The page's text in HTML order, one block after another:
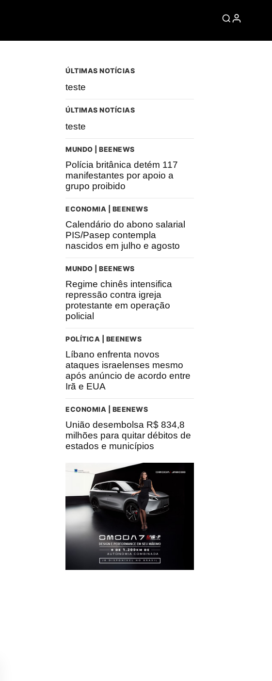
ÚLTIMAS NOTÍCIAS
teste
ÚLTIMAS NOTÍCIAS
teste
MUNDO | BEENEWS
Polícia britânica detém 117
manifestantes por apoio a
grupo proibido
ECONOMIA | BEENEWS
Calendário do abono salarial
PIS/Pasep contempla
nascidos em julho e agosto
MUNDO | BEENEWS
Regime chinês intensifica
repressão contra igreja
protestante em operação
policial
POLÍTICA | BEENEWS
Líbano enfrenta novos
ataques israelenses mesmo
após anúncio de acordo entre
Irã e EUA
ECONOMIA | BEENEWS
União desembolsa R$ 834,8
milhões para quitar débitos de
estados e municípios